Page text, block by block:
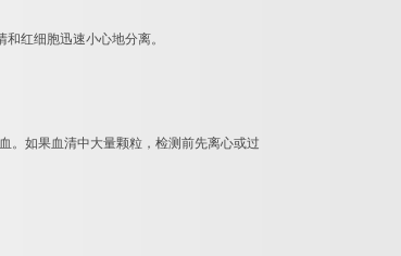
和红细胞迅速小心地分离。
。如果血清中大量颗粒，检测前先离心或过